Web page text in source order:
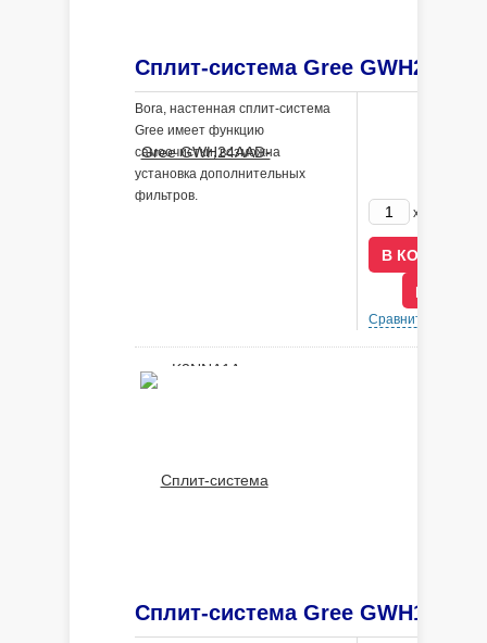
Bora, настенная сплит-система
Gree имеет функцию
самоочистки, возможна
установка дополнительных
фильтров.
x
В
Сравнить